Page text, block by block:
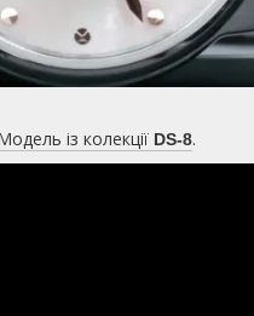
із колекції DS-8.